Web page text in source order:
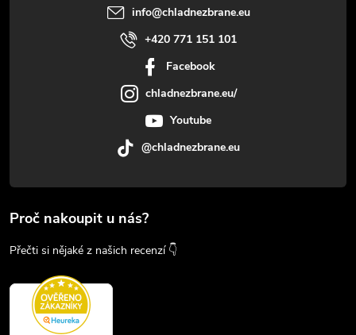
info@chladnezbrane.eu
+420 771 151 101
Facebook
chladnezbrane.eu/
Youtube
@chladnezbrane.eu
Proč nakoupit u nás?
Přečti si nějaké z našich recenzí 👇